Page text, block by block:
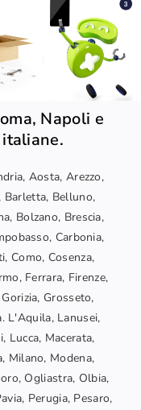
Napoli e
Aosta, Arezzo,
Barletta, Belluno,
Bolzano, Brescia,
Carbonia,
Como, Cosenza,
Ferrara, Firenze,
Grosseto,
L'Aquila, Lanusei,
Lucca, Macerata,
Milano, Modena,
Ogliastra, Olbia,
Perugia, Pesaro,